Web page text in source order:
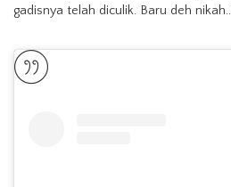
gadisnya telah diculik. Baru deh